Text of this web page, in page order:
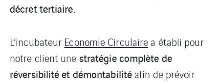
décret tertiaire.
L’incubateur Economie Circulairea établi pour
notre client une stratégie complète de
réversibilité et démontabilitéafin de prévoir